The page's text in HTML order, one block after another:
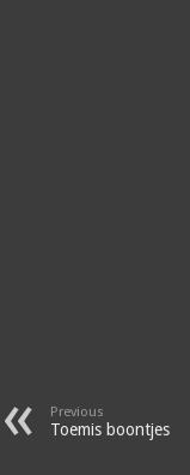
Previous
Toemis boontjes